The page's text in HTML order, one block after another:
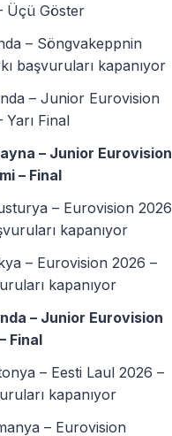
Üçü Göster
– Söngvakeppnin
başvuruları kapanıyor
– Junior Eurovision
Yarı Final
– Junior Eurovision
– Final
– Eurovision 2026
kapanıyor
– Eurovision 2026 –
kapanıyor
– Junior Eurovision
Final
– Eesti Laul 2026 –
kapanıyor
– Eurovision